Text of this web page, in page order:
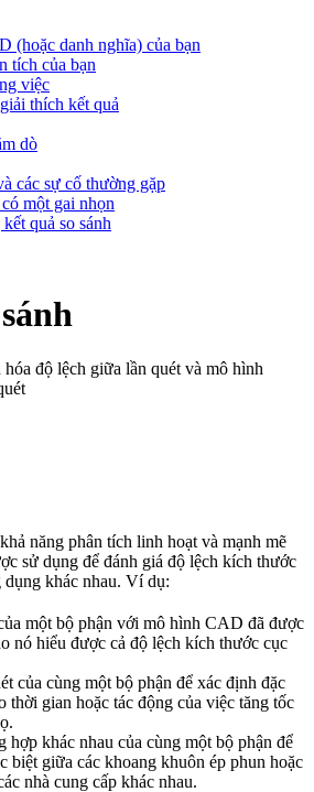
(hoặc danh nghĩa) của bạn
tích của bạn
việc
thích kết quả
dò
các sự cố thường gặp
một gai nhọn
quả so sánh
độ lệch giữa lần quét và mô hình
năng phân tích linh hoạt và mạnh mẽ
sử dụng để đánh giá độ lệch kích thước
khác nhau. Ví dụ:
một bộ phận với mô hình CAD đã được
nó hiểu được cả độ lệch kích thước cục
của cùng một bộ phận để xác định đặc
thời gian hoặc tác động của việc tăng tốc
hợp khác nhau của cùng một bộ phận để
biệt giữa các khoang khuôn ép phun hoặc
nhà cung cấp khác nhau.